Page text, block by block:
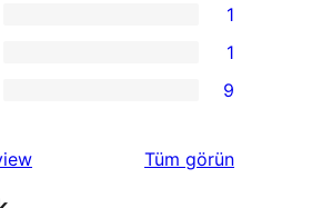
1
1
9
Tüm değerlendirmeleri
görün